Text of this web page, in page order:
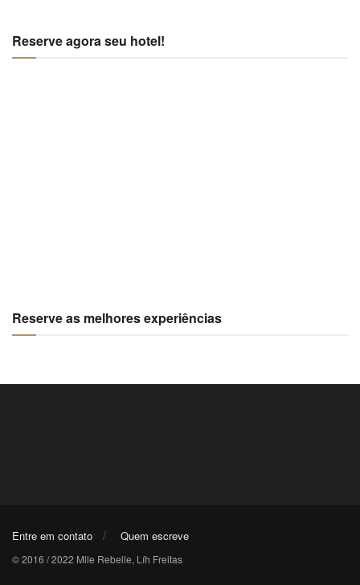
Reserve agora seu hotel!
Reserve as melhores experiências
Entre em contato Quem escreve
© 2016 / 2022 Mlle Rebelle, Líh Freitas